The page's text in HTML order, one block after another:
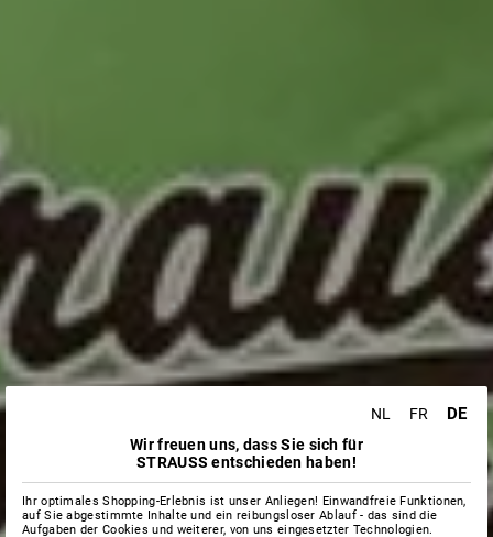
NL FR DE
Wir freuen uns, dass Sie sich für
STRAUSS entschieden haben!
Ihr optimales Shopping-Erlebnis ist unser Anliegen! Einwandfreie Funktionen,
auf Sie abgestimmte Inhalte und ein reibungsloser Ablauf - das sind die
Aufgaben der Cookies und weiterer, von uns eingesetzter Technologien.